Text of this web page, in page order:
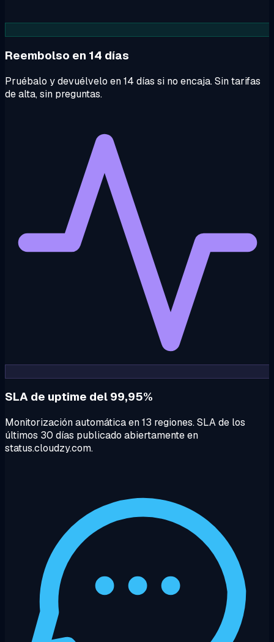
Reembolso en 14 días
Pruébalo y devuélvelo en 14 días si no encaja. Sin tarifas
de alta, sin preguntas.
SLA de uptime del 99,95%
Monitorización automática en 13 regiones. SLA de los
últimos 30 días publicado abiertamente en
status.cloudzy.com.